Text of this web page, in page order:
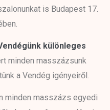
is Budapest 17.
különleges
minden masszázsunk
a Vendég igényeiről.
minden masszázs egyedi